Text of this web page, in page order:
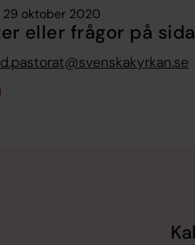
29 oktober 2020
eller frågor på